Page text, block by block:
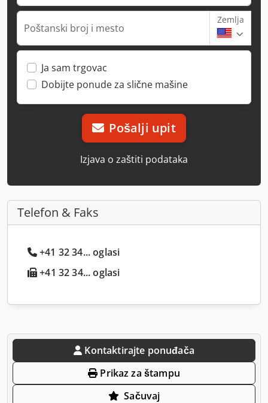
Poštanski broj i mesto
Zemlja
Ja sam trgovac
Dobijte ponude za slične mašine
Pošalji upit
Izjava o zaštiti podataka
Telefon & Faks
+41 32 34... oglasi
+41 32 34... oglasi
Kontaktirajte ponuđača
Prikaz za štampu
Sačuvaj